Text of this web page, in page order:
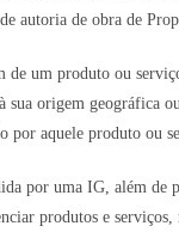
autoria de obra de
de um produto ou
sua origem geográfica
por aquele produto ou
por uma IG, além de
produtos e serviços,